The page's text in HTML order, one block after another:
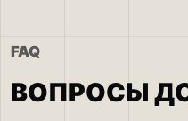
FAQ
ВОПРОСЫ